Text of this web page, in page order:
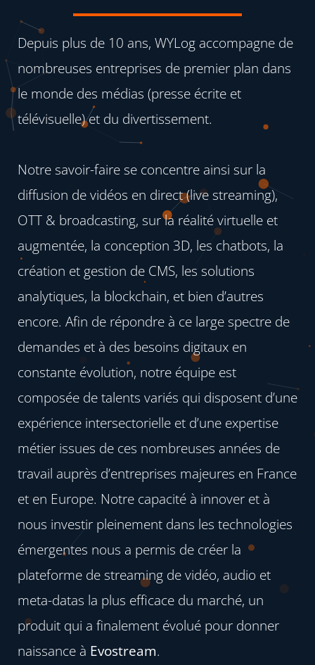
Depuis plus de 10 ans, WYLog accompagne de
nombreuses entreprises de premier plan dans
le monde des médias (presse écrite et
télévisuelle) et du divertissement.
Notre savoir-faire se concentre ainsi sur la
diffusion de vidéos en direct (live streaming),
OTT & broadcasting, sur la réalité virtuelle et
augmentée, la conception 3D, les chatbots, la
création et gestion de CMS, les solutions
analytiques, la blockchain, et bien d’autres
encore. Afin de répondre à ce large spectre de
demandes et à des besoins digitaux en
constante évolution, notre équipe est
composée de talents variés qui disposent d’une
expérience intersectorielle et d’une expertise
métier issues de ces nombreuses années de
travail auprès d’entreprises majeures en France
et en Europe. Notre capacité à innover et à
nous investir pleinement dans les technologies
émergentes nous a permis de créer la
plateforme de streaming de vidéo, audio et
meta-datas la plus efficace du marché, un
produit qui a finalement évolué pour donner
naissance à Evostream.